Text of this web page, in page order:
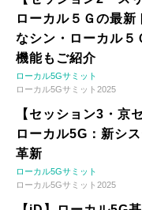
ローカル５Ｇの最
なシン・ローカル５
機能もご紹介
ローカル5Gサミット
ローカル5Gサミット2025
【セッション3・京
ローカル5G：新シ
革新
ローカル5Gサミット
ローカル5Gサミット2025